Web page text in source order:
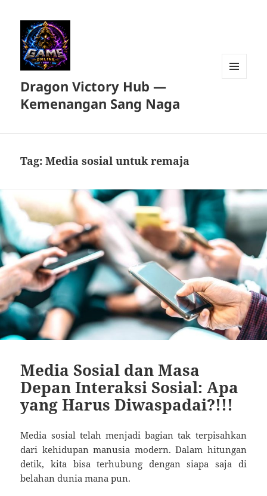
Dragon Victory Hub —
Kemenangan Sang Naga
Tag:Media sosial untuk remaja
Media Sosial dan Masa
Depan Interaksi Sosial: Apa
yang Harus Diwaspadai?!!!
Media sosial telah menjadi bagian tak terpisahkan
dari kehidupan manusia modern. Dalam hitungan
detik, kita bisa terhubung dengan siapa saja di
belahan dunia mana pun.